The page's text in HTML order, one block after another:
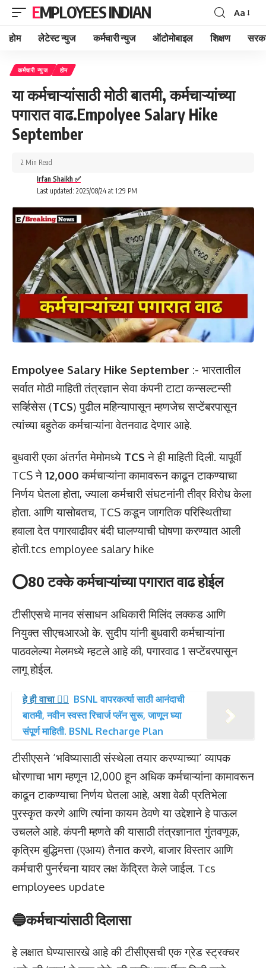
EMPLOYEES INDIAN
Font
Resizer
Aa
होम लेटेस्ट न्युज कर्मचारी न्युज ऑटोमोबाइल शिक्षण
कर्मचारी न्युज होम
या कर्मचाऱ्यांसाठी मोठी बातमी, कर्मचाऱ्यांच्या
पगारात वाढ.Empolyee Salary Hike
September
Last updated: 2025/08/24 at 1:29 PM
Irfan Shaikh ✅
2 Min Read
Empolyee Salary Hike September :- भारतातील
सर्वात मोठी माहिती तंत्रज्ञान सेवा कंपनी टाटा कन्सल्टन्सी
सर्व्हिसेस (TCS) पुढील महिन्यापासून म्हणजेच सप्टेंबरपासून
त्यांच्या बहुतेक कर्मचाऱ्यांना वेतनवाढ देणार आहे.
बुधवारी एका अंतर्गत मेमोमध्ये TCS ने ही माहिती दिली. यापूर्वी
TCS ने 12,000 कर्मचाऱ्यांना कामावरून काढून टाकण्याचा
निर्णय घेतला होता, ज्याला कर्मचारी संघटनांनी तीव्र विरोध केला
होता. आणि यासोबतच, TCS कडून जागतिक परिस्थितीचा
हवाला देत पगारवाढीवर बंदी घालण्याची घोषणा करण्यात आली
होती.tcs employee salary hike
⭕80 टक्के कर्मचाऱ्यांच्या पगारात वाढ होईल
टीसीएसचे मानव संसाधन अधिकारी मिलिंद लक्कड आणि
नियुक्त सीएचआरओ के. सुदीप यांनी बुधवारी कर्मचाऱ्यांना
पाठवलेल्या मेलमध्ये म्हटले आहे की, पगारवाढ 1 सप्टेंबरपासून
लागू होईल.
हे ही वाचा 👉🏻 BSNL वापरकर्त्या साठी आनंदाची
बातमी, नवीन स्वस्त रिचार्ज प्लॅन सुरू, जाणून घ्या
संपूर्ण माहिती. BSNL Recharge Plan
टीसीएसने ‘भविष्यासाठी संस्थेला तयार करण्याच्या’ व्यापक
धोरणाचा भाग म्हणून 12,000 हून अधिक कर्मचाऱ्यांना कामावरून
काढून टाकण्याचा निर्णय घेतला आहे, अशा वेळी प्रतिभेला
पुरस्कृत करणे आणि त्यांना कायम ठेवणे या उद्देशाने हे पाऊल
उचलले आहे. कंपनी म्हणते की यासाठी तंत्रज्ञानात गुंतवणूक,
कृत्रिम बुद्धिमत्ता (एआय) तैनात करणे, बाजार विस्तार आणि
कर्मचारी पुनर्रचना यावर लक्ष केंद्रित केले जाईल. Tcs
employees update
🔵कर्मचाऱ्यांसाठी दिलासा
हे लक्षात घेण्यासारखे आहे की टीसीएसची एक ग्रेड स्ट्रक्चर